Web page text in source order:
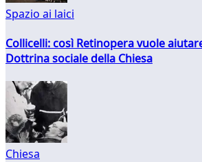
Spazio ai laici
Collicelli: così Retinopera vuole
Dottrina sociale della Chiesa
Chiesa